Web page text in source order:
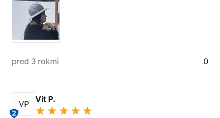
pred 3 rokmi 0
VP
2
Vít P.